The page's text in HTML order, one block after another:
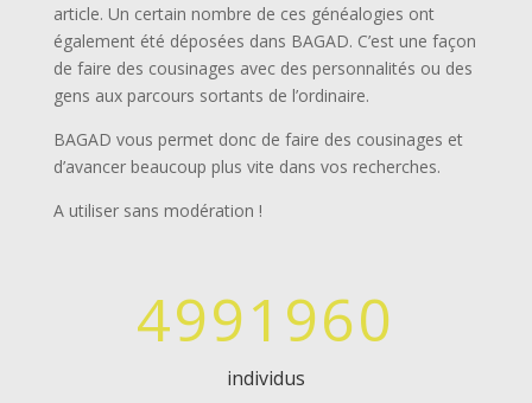
article. Un certain nombre de ces généalogies ont
également été déposées dans BAGAD. C’est une façon
de faire des cousinages avec des personnalités ou des
gens aux parcours sortants de l’ordinaire.
BAGAD vous permet donc de faire des cousinages et
d’avancer beaucoup plus vite dans vos recherches.
A utiliser sans modération !
4991960
individus